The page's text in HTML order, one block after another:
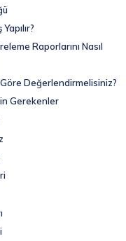
Raporlarını Nasıl
Değerlendirmelisiniz?
Gerekenler